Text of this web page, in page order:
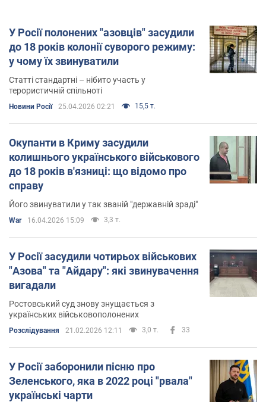
У Росії полонених "азовців" засудили
до 18 років колонії суворого режиму:
у чому їх звинуватили
Статті стандартні – нібито участь у
терористичній спільноті
Новини Росії 25.04.2026 02:21 15,5 т.
Окупанти в Криму засудили
колишнього українського військового
до 18 років в'язниці: що відомо про
справу
Його звинуватили у так званій "державній зраді"
War 16.04.2026 15:09 3,3 т.
У Росії засудили чотирьох військових
"Азова" та "Айдару": які звинувачення
вигадали
Ростовський суд знову знущається з
українських військовополонених
Розслідування 21.02.2026 12:11 3,0 т. 33
У Росії заборонили пісню про
Зеленського, яка в 2022 році "рвала"
українські чарти